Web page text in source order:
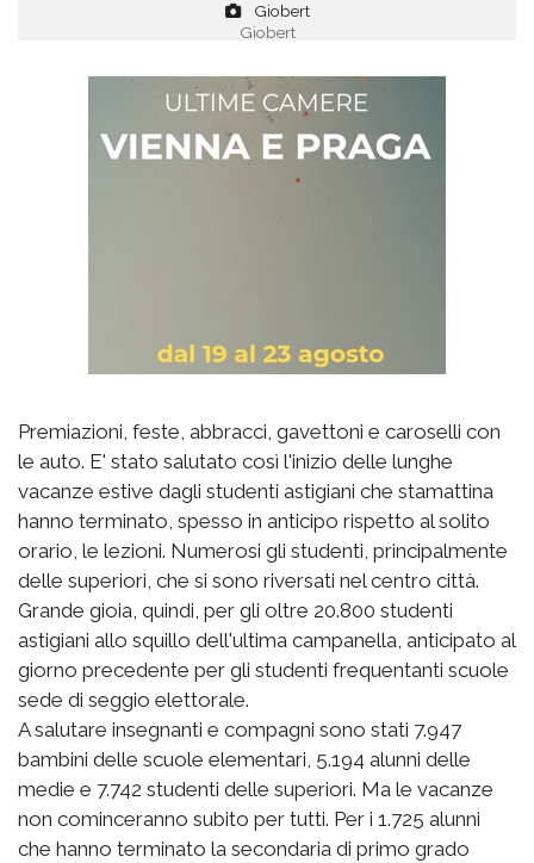
Giobert
Giobert
Premiazioni, feste, abbracci, gavettoni e caroselli con
le auto. E' stato salutato così l'inizio delle lunghe
vacanze estive dagli studenti astigiani che stamattina
hanno terminato, spesso in anticipo rispetto al solito
orario, le lezioni. Numerosi gli studenti, principalmente
delle superiori, che si sono riversati nel centro città.
Grande gioia, quindi, per gli oltre 20.800 studenti
astigiani allo squillo dell'ultima campanella, anticipato al
giorno precedente per gli studenti frequentanti scuole
sede di seggio elettorale.
A salutare insegnanti e compagni sono stati 7.947
bambini delle scuole elementari, 5.194 alunni delle
medie e 7.742 studenti delle superiori. Ma le vacanze
non cominceranno subito per tutti. Per i 1.725 alunni
che hanno terminato la secondaria di primo grado